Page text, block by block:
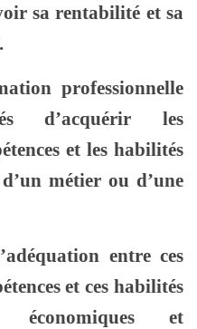
sa rentabilité et sa
professionnelle
d’acquérir les
et les habilités
d’un métier ou d’une
entre ces
et ces habilités
et